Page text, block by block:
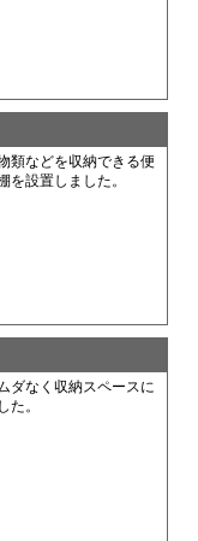
類などを収納できる便
を設置しました。
ダなく収納スペースに
た。